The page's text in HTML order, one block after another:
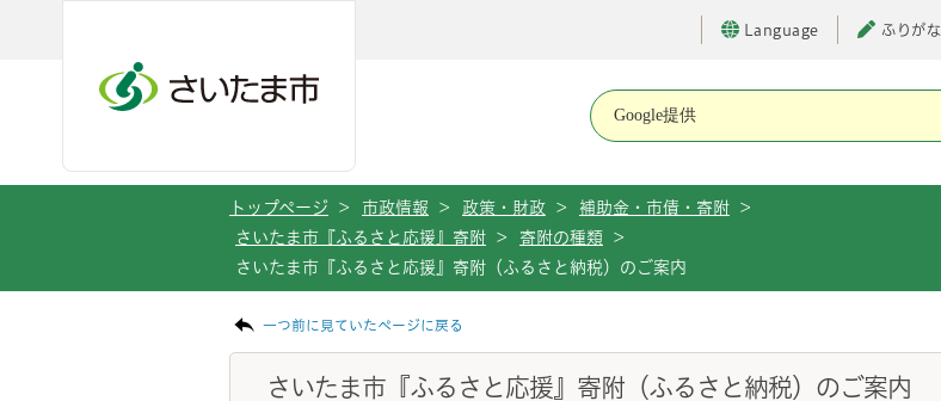
Language ふりがな
トップページ > 市政情報 > 政策・財政 > 補助金・市債・寄附
>
さいたま市『ふるさと応援』寄附
> 寄附の種類
>
さいたま市『ふるさと応援』寄附（ふるさと納税）のご案内
一つ前に見ていたページに戻る
さいたま市『ふるさと応援』寄附（ふるさと納税）のご案内